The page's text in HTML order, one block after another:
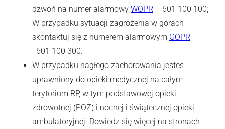
dzwoń na numer alarmowy WOPR – 601 100 100;
W przypadku sytuacji zagrożenia w górach
skontaktuj się z numerem alarmowym GOPR –
601 100 300.
W przypadku nagłego zachorowania jesteś
uprawniony do opieki medycznej na całym
terytorium RP, w tym podstawowej opieki
zdrowotnej (POZ) i nocnej i świątecznej opieki
ambulatoryjnej. Dowiedz się więcej na stronach